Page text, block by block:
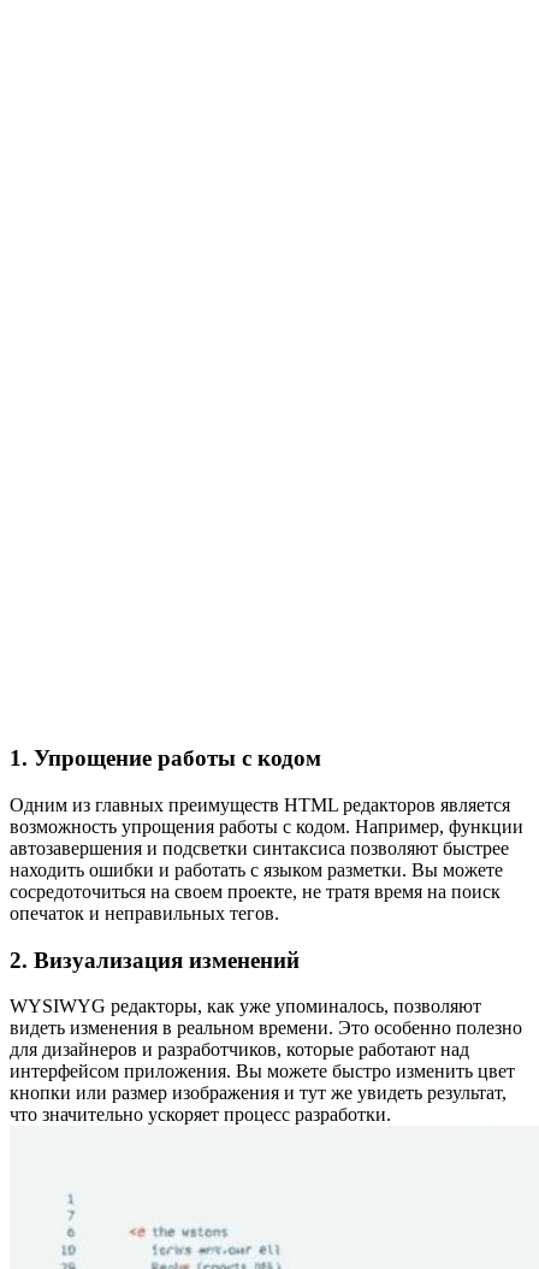
1. Упрощение работы с кодом
Одним из главных преимуществ HTML редакторов является
возможность упрощения работы с кодом. Например, функции
автозавершения и подсветки синтаксиса позволяют быстрее
находить ошибки и работать с языком разметки. Вы можете
сосредоточиться на своем проекте, не тратя время на поиск
опечаток и неправильных тегов.
2. Визуализация изменений
WYSIWYG редакторы, как уже упоминалось, позволяют
видеть изменения в реальном времени. Это особенно полезно
для дизайнеров и разработчиков, которые работают над
интерфейсом приложения. Вы можете быстро изменить цвет
кнопки или размер изображения и тут же увидеть результат,
что значительно ускоряет процесс разработки.